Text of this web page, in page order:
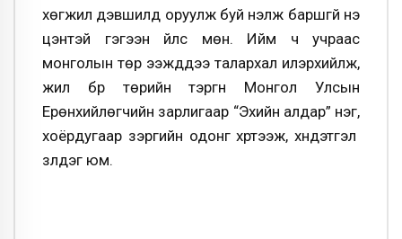
хөгжил дэвшилд оруулж буй үнэлж баршгүй үнэ
цэнтэй гэгээн үйлс мөн. Ийм ч учраас
монголын төр ээжүүддээ талархал илэрхийлж,
жил бүр төрийн тэргүүн Монгол Улсын
Ерөнхийлөгчийн зарлигаар “Эхийн алдар” нэг,
хоёрдугаар зэргийн одонг хүртээж, хүндэтгэл
үзүүлдэг юм.